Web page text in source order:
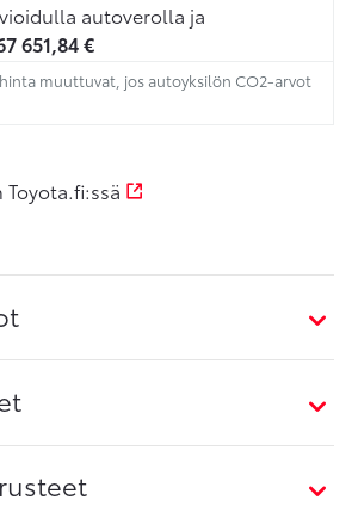
autoverolla ja
651,84€
muuttuvat, jos autoyksilön CO2-arvot